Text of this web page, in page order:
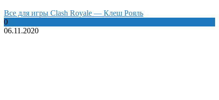
Все для игры Clash Royale — Клеш Рояль
0
06.11.2020